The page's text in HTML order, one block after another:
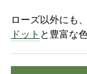
ローズ以外にも、
ドット と豊富な